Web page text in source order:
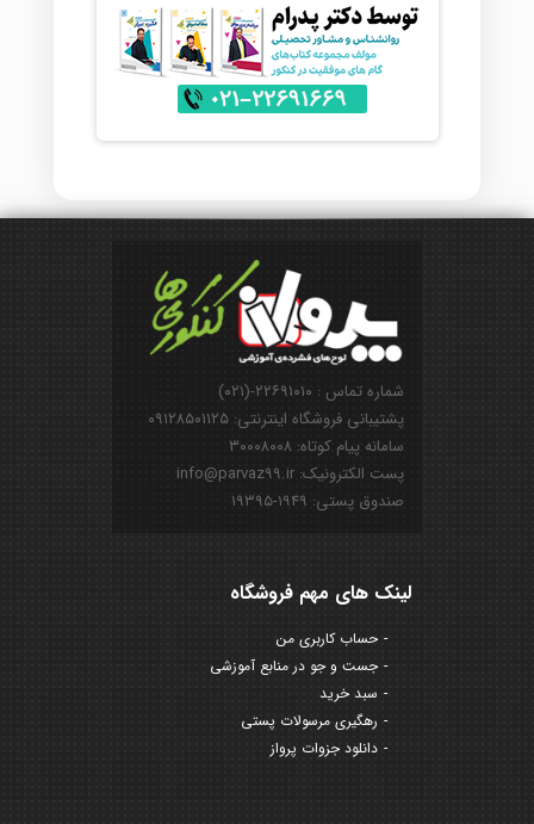
شماره تماس : ۲۲۶۹۱۰۱۰-(۰۲۱)
پشتیبانی فروشگاه اینترنتی: ۰۹۱۲۸۵۰۱۱۲۵
سامانه پیام کوتاه: ۳۰۰۰۸۰۰۸
پست الکترونیک: info@parvaz99.ir
صندوق پستی: ۱۹۴۹-۱۹۳۹۵
لینک های مهم فروشگاه
حساب کاربری من
جست و جو در منابع آموزشی
سبد خرید
رهگیری مرسولات پستی
دانلود جزوات پرواز